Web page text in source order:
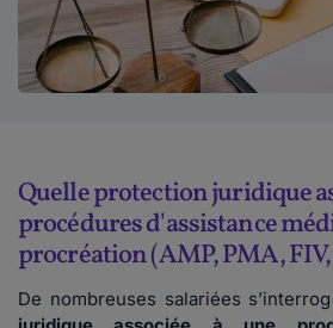
Quelle protection juridique
procédures d'assistance
procréation (AMP, PMA,
De nombreuses salariées